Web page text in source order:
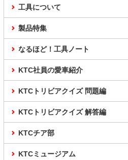
工具について
製品特集
なるほど！工具ノート
KTC社員の愛車紹介
KTCトリビアクイズ 問題編
KTCトリビアクイズ 解答編
KTCチア部
KTCミュージアム